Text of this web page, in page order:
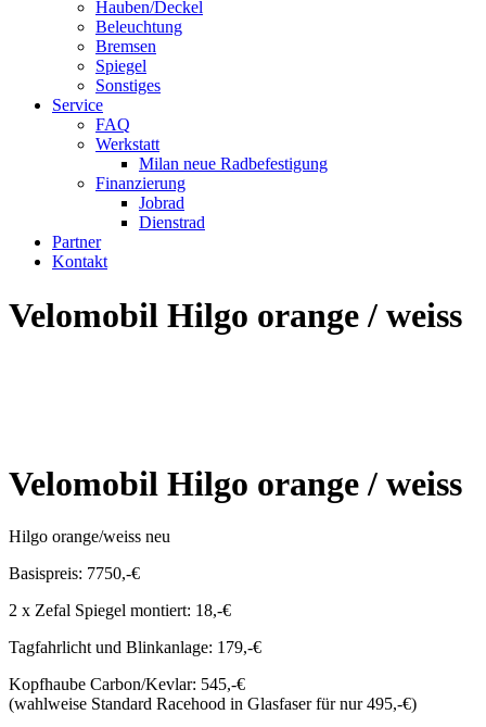
Hauben/Deckel
Beleuchtung
Bremsen
Spiegel
Sonstiges
Service
FAQ
Werkstatt
Milan neue Radbefestigung
Finanzierung
Jobrad
Dienstrad
Partner
Kontakt
Velomobil Hilgo orange / weiss
Velomobil Hilgo orange / weiss
Hilgo orange/weiss neu
Basispreis: 7750,-€
2 x Zefal Spiegel montiert: 18,-€
Tagfahrlicht und Blinkanlage: 179,-€
Kopfhaube Carbon/Kevlar: 545,-€
(wahlweise Standard Racehood in Glasfaser für nur 495,-€)